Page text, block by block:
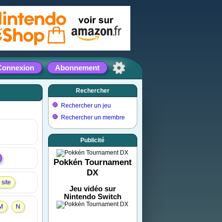
Abonnement
N
Rechercher
Rechercher un jeu
Rechercher un membre
Publicité
Pokkén Tournament
DX
Jeu vidéo sur
Nintendo Switch